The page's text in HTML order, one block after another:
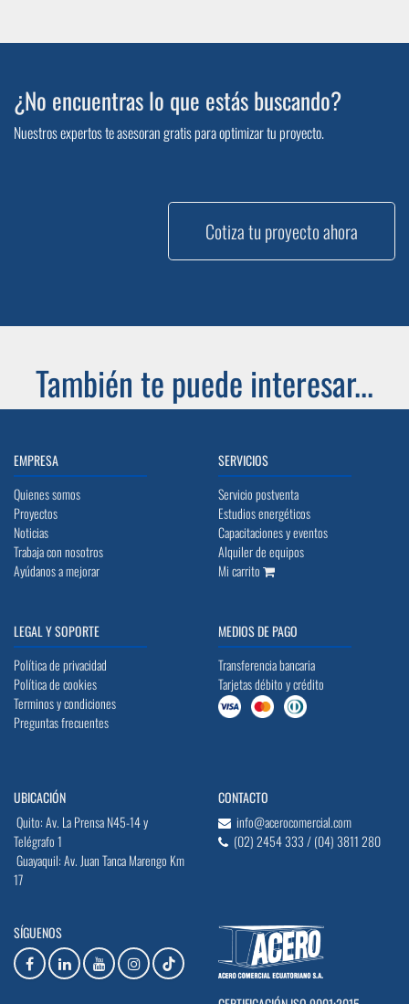
¿No encuentras lo que estás buscando?
Nuestros expertos te asesoran gratis para optimizar tu proyecto.
Cotiza tu proyecto ahora
También te puede interesar...
EMPRESA
Quienes somos
Proyectos
Noticias
Trabaja con nosotros
Ayúdanos a mejorar
SERVICIOS
Servicio postventa
Estudios energéticos
Capacitaciones y eventos
Alquiler de equipos
Mi carrito
LEGAL Y SOPORTE
Política de privacidad
Política de cookies
Terminos y condiciones
Preguntas frecuentes
MEDIOS DE PAGO
Transferencia bancaria
Tarjetas débito y crédito
UBICACIÓN
Quito: Av. La Prensa N45-14 y
Telégrafo 1
Guayaquil: Av. Juan Tanca Marengo Km
17
CONTACTO
info@acerocomercial.com
(02) 2454 333 / (04) 3811 280
SÍGUENOS